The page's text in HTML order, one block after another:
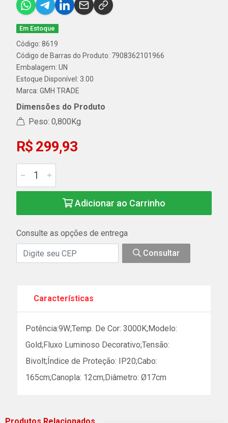
Em Estoque
Código: 8619
Código de Barras do Produto: 7908362101966
Embalagem: UN
Estoque Disponível: 3.00
Marca: GMH TRADE
Dimensões do Produto
Peso: 0,800Kg
R$ 299,93
Adicionar ao Carrinho
Consulte as opções de entrega
Consultar
Características
Potência:9W;Temp. De Cor: 3000K;Modelo:
Gold;Fluxo Luminoso Decorativo;Tensão:
Bivolt;Índice de Proteção: IP20;Cabo:
165cm;Canopla: 12cm;Diâmetro: Ø17cm